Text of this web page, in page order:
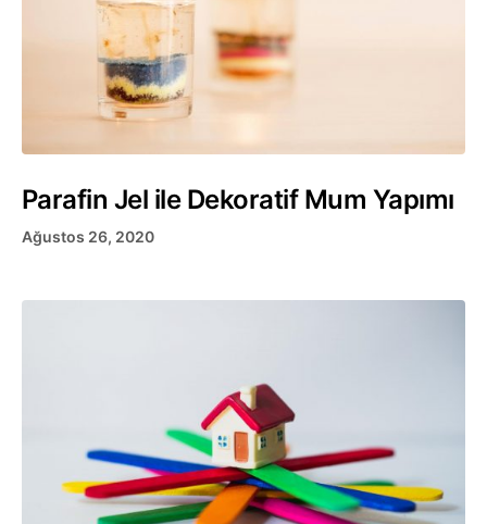
Parafin Jel ile Dekoratif Mum Yapımı
Ağustos 26, 2020